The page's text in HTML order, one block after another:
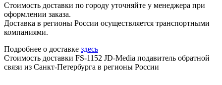
Стоимость доставки по городу уточняйте у менеджера при
оформлении заказа.
Доставка в регионы России осуществляется транспортными
компаниями.
Подробнее о доставке здесь
Стоимость доставки FS-1152 JD-Media подавитель обратной
связи из Санкт-Петербурга в регионы России